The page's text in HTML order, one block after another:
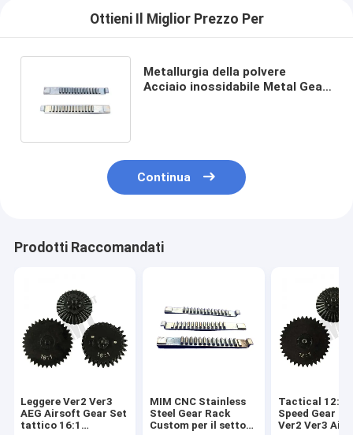
Ottieni Il Miglior Prezzo Per
Metallurgia della polvere
Acciaio inossidabile Metal Gear
Continua
Prodotti Raccomandati
Leggere Ver2 Ver3
AEG Airsoft Gear Set
tattico 16:1
MIM CNC Stainless
Steel Gear Rack
Custom per il settore
Tactical 12:1
Speed Gear
Ver2 Ver3